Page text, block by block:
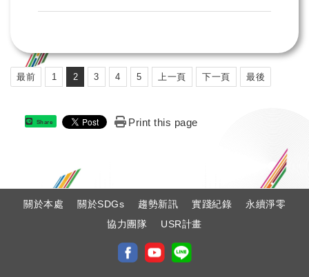
最前 1 2 3 4 5 上一頁 下一頁 最後
Share Print this page
關於本處 關於SDGs 趨勢新訊 實踐紀錄
永續淨零
協力團隊
USR計畫